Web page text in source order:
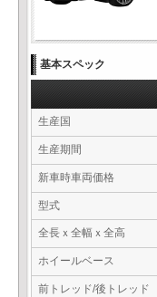
基本スペック
生産国
生産期間
新車時車両価格
型式
全長ｘ全幅ｘ全高
ホイールベース
前トレッド/後トレッド